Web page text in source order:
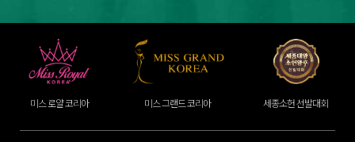
미스 그랜드 코리아 세종소헌 선발대회 미시즈 코리아